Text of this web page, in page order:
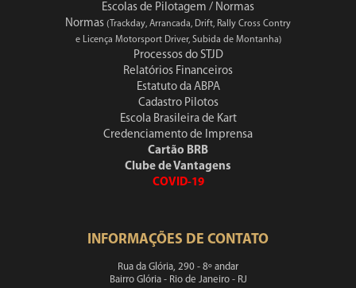
Escolas de Pilotagem / Normas
Normas (Trackday, Arrancada, Drift, Rally Cross Contry
e Licença Motorsport Driver, Subida de Montanha)
Processos do STJD
Relatórios Financeiros
Estatuto da ABPA
Cadastro Pilotos
Escola Brasileira de Kart
Credenciamento de Imprensa
Cartão BRB
Clube de Vantagens
COVID-19
INFORMAÇÕES DE CONTATO
Rua da Glória, 290 - 8º andar
Bairro Glória - Rio de Janeiro - RJ